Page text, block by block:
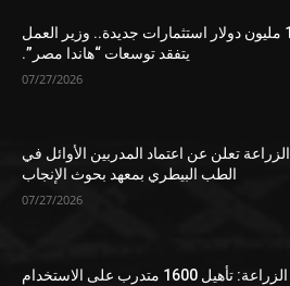
100 مليون دولار استثمارات جديدة.. وزير العمل
يتفقد توسعات “هاندا مصر”.
07/27/2026
الزراعة تعلن عن اعتماد المدربين الأوائل في
الطب البيطري بمعهد بحوث الإنجاب
07/27/2026
الزراعة: تأهيل 1600 متدرب على الاستخدام